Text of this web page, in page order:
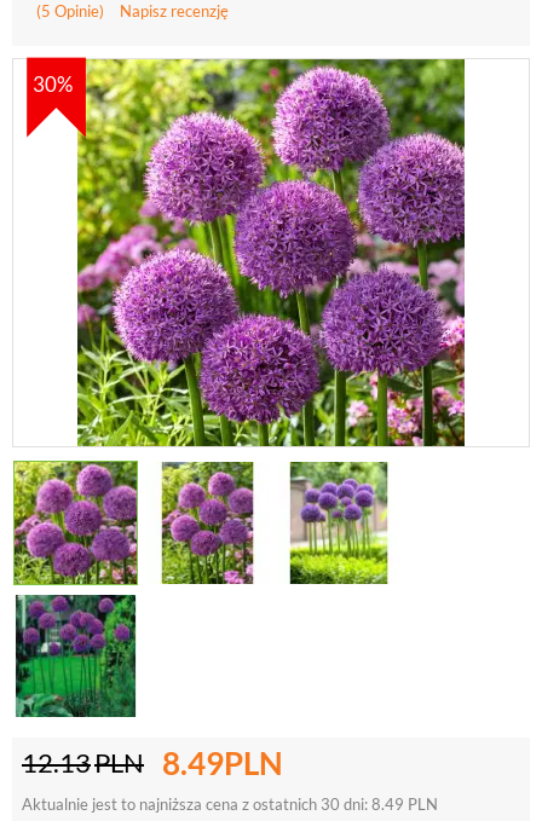
(5 Opinie)
Napisz recenzję
30%
12.13PLN 8.49PLN
Aktualnie jest to najniższa cena z ostatnich 30 dni:8.49 PLN